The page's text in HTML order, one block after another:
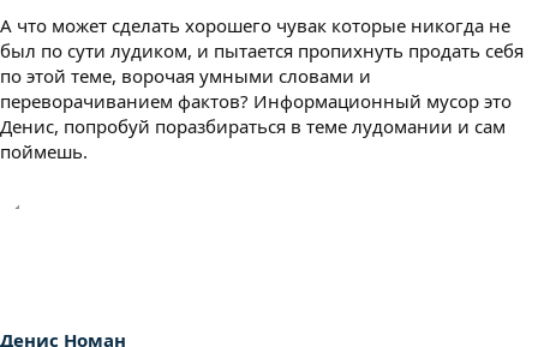
А что может сделать хорошего чувак которые никогда не
был по сути лудиком, и пытается пропихнуть продать себя
по этой теме, ворочая умными словами и
переворачиванием фактов? Информационный мусор это
Денис, попробуй поразбираться в теме лудомании и сам
поймешь.
Денис Номан